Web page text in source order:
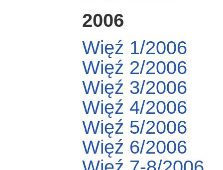
2006
Więź 1/2006
Więź 2/2006
Więź 3/2006
Więź 4/2006
Więź 5/2006
Więź 6/2006